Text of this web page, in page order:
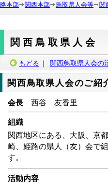
略本部
関西本部 鳥取県人会等 関
関西鳥取県人会
もどる ｜ 関西鳥取県人会の
関西鳥取県人会のご紹
会長西谷 友香里
組織
関西地区にある、大阪、京
崎、姫路の県人（友）会で
す。
活動内容